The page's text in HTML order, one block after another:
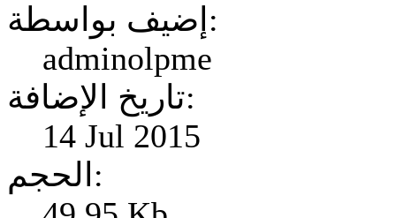
إضيف بواسطة:
adminolpme
تاريخ الإضافة:
14 Jul 2015
الحجم: